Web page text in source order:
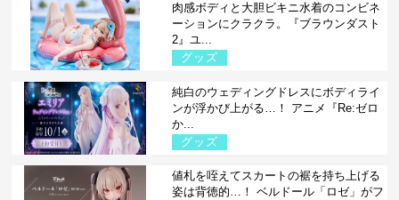
肉感ボディと大胆ビキニ水着のコンビネ
ーションにクラクラ。『ブラウンダスト
2』ユ...
グッズ
純白のウェディングドレスにボディライ
ンが浮かび上がる…！ アニメ『Re:ゼロ
か...
グッズ
値札を咥えてスカートの裾を持ち上げる
姿は背徳的…！ ベルドール「ロゼ」がフ